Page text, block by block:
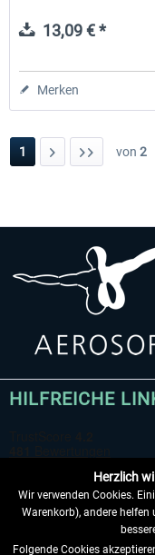
13,09 € *
Merken
1 von 2
HILFREICHE
Herzlich
Wir verwenden Cookies.
Warenkorb), andere helfen
Folgende Cookies